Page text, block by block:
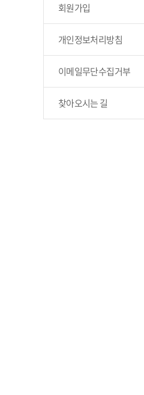
회원가입
개인정보처리방침
이메일무단수집거부
찾아오시는 길